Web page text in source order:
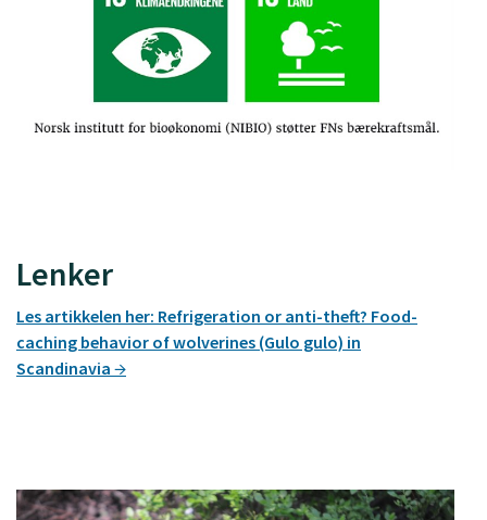
Lenker
Les artikkelen her: Refrigeration or anti-theft? Food-
caching behavior of wolverines (Gulo gulo) in
Scandinavia